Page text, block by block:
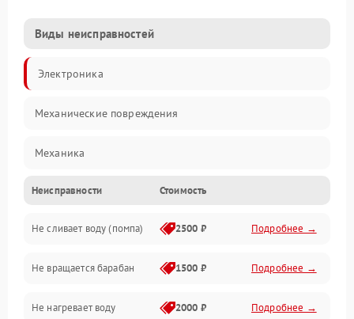
Виды неисправностей
Электроника
Механические повреждения
Механика
Электропитание
Водоснабжение
Слив
Программное обеспечение
Неисправности Стоимость
Не сливает воду (помпа) 2500 ₽ Подробнее →
Не вращается барабан 1500 ₽ Подробнее →
Не нагревает воду 2000 ₽ Подробнее →